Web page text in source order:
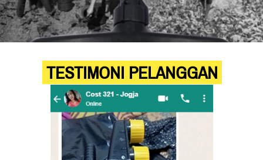
TESTIMONI PELANGGAN